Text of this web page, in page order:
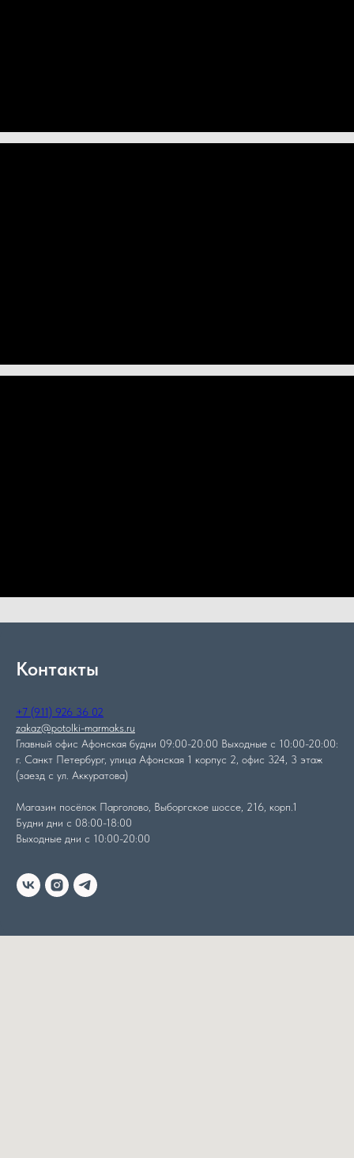
Контакты
+7 (911) 926 36 02
zakaz@potolki-marmaks.ru
Главный офис Афонская будни 09:00-20:00 Выходные с 10:00-20:00:
г. Санкт Петербург, улица Афонская 1 корпус 2, офис 324, 3 этаж
(заезд с ул. Аккуратова)
Магазин посёлок Парголово, Выборгское шоссе, 216, корп.1
Будни дни с 08:00-18:00
Выходные дни с 10:00-20:00